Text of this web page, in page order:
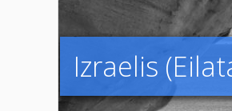
Izraelis